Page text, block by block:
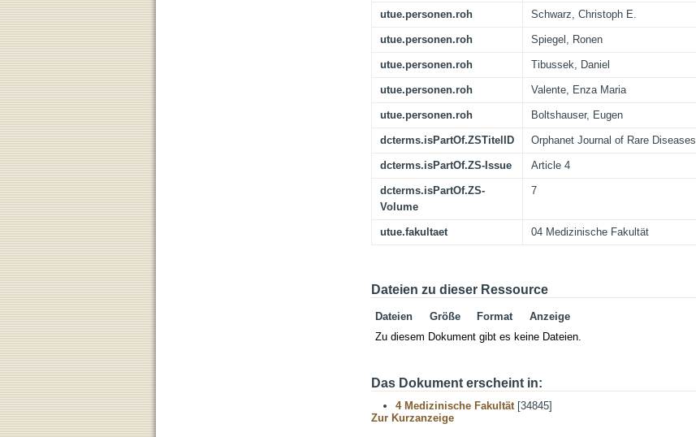
utue.personen.roh Schwarz, Christoph E.
utue.personen.roh Spiegel, Ronen
utue.personen.roh Tibussek, Daniel
utue.personen.roh Valente, Enza Maria
utue.personen.roh Boltshauser, Eugen
dcterms.isPartOf.ZSTitelID Orphanet Journal of Rare Diseases
dcterms.isPartOf.ZS-Issue Article 4
dcterms.isPartOf.ZS-
Volume
7
utue.fakultaet 04 Medizinische Fakultät
Dateien zu dieser Ressource
Dateien Größe Format
Anzeige
Zu diesem Dokument gibt es keine Dateien.
Das Dokument erscheint in:
4 Medizinische Fakultät[34845]
Zur Kurzanzeige